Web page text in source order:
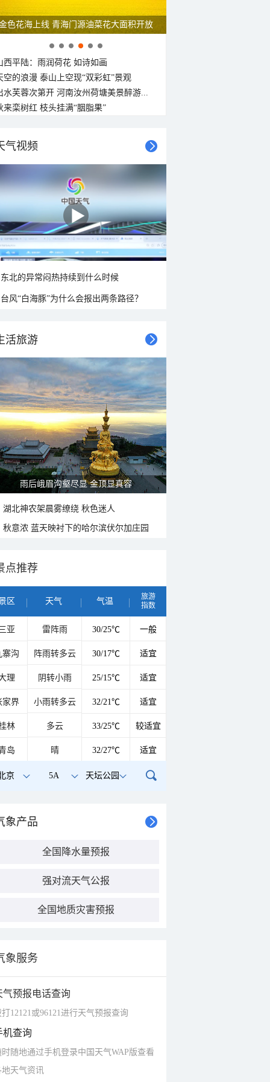
色花海上线 青海门源油菜花大面积开放
西平陆：雨润荷花 如诗如画
空的浪漫 泰山上空现“双彩虹”景观
水芙蓉次第开 河南汝州荷塘美景醉游...
来栾树红 枝头挂满“胭脂果”
气视频
东北的异常闷热持续到什么时候
台风“白海豚”为什么会报出两条路径？
活旅游
雨后峨眉沟壑尽显 金顶显真容
湖北神农架晨雾缭绕 秋色迷人
秋意浓 蓝天映衬下的哈尔滨伏尔加庄园
点推荐
区 天气 气温
旅游
指数
亚 雷阵雨 30/25℃ 一般
寨沟 阵雨转多云 30/17℃ 适宜
理 阴转小雨 25/15℃ 适宜
家界 小雨转多云 32/21℃ 适宜
林 多云 33/25℃ 较适宜
岛 晴 32/27℃ 适宜
京 5A 天坛公园
象产品
全国降水量预报
强对流天气公报
全国地质灾害预报
象服务
气预报电话查询
打12121或96121进行天气预报查询
机查询
时随地通过手机登录中国天气WAP版查看
地天气资讯